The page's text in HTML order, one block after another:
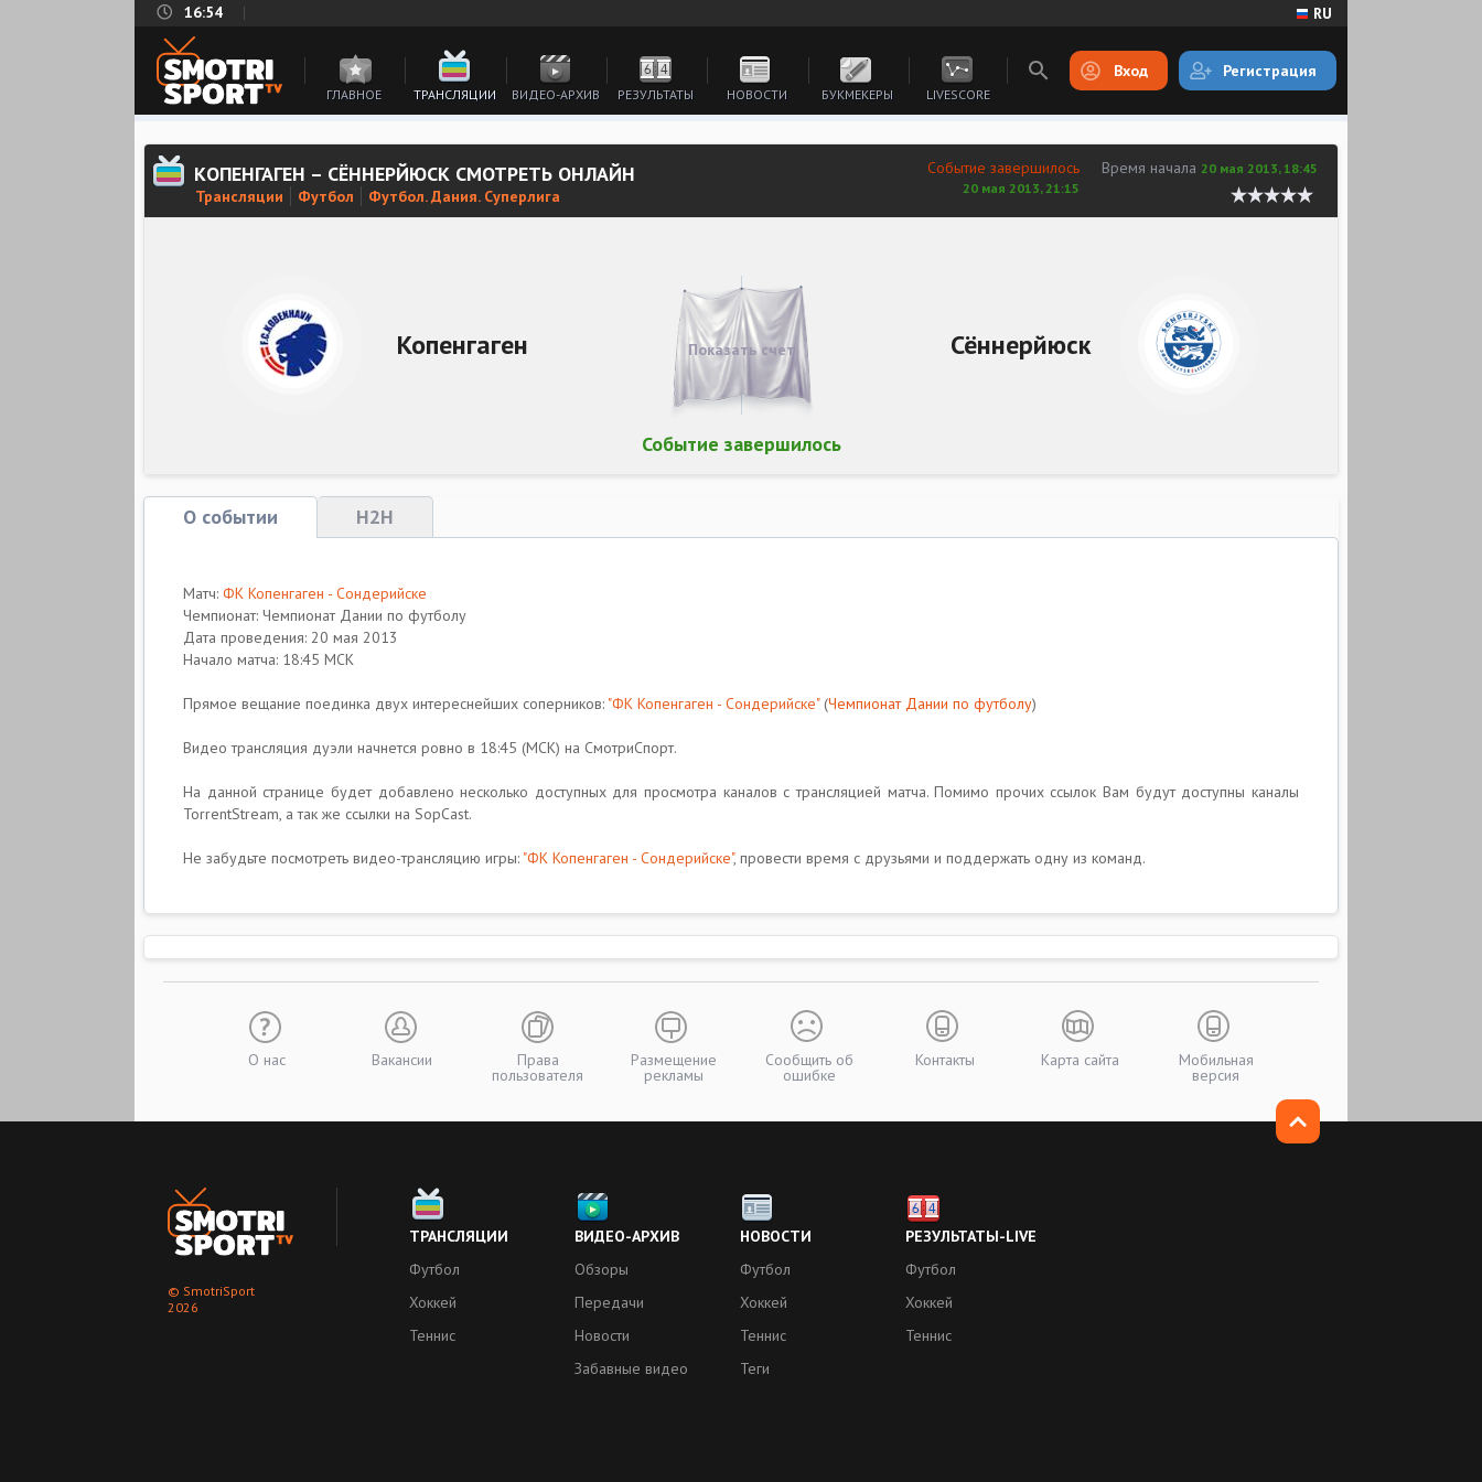
16:54 RU
ГЛАВНОЕ ТРАНСЛЯЦИИ ВИДЕО-АРХИВ РЕЗУЛЬТАТЫ НОВОСТИ БУКМЕКЕРЫ LIVESCORE
Вход Регистрация
КОПЕНГАГЕН – СЁННЕРЙЮСК СМОТРЕТЬ ОНЛАЙН
Трансляции Футбол Футбол. Дания. Суперлига
Время начала 20 мая 2013, 18:45
Событие завершилось
20 мая 2013, 21:15
Копенгаген Сённерйюск
Событие завершилось
Показать счет
О событии H2H
Матч: ФК Копенгаген - Сондерийске
Чемпионат: Чемпионат Дании по футболу
Дата проведения: 20 мая 2013
Начало матча: 18:45 МСК
Прямое вещание поединка двух интереснейших соперников: "ФК Копенгаген - Сондерийске"(Чемпионат Дании по футболу)
Видео трансляция дуэли начнется ровно в 18:45 (МСК) на СмотриСпорт.
На данной странице будет добавлено несколько доступных для просмотра каналов с трансляцией матча. Помимо прочих ссылок Вам будут доступны каналы
TorrentStream, а так же ссылки на SopCast.
Не забудьте посмотреть видео-трансляцию игры: "ФК Копенгаген - Сондерийске", провести время с друзьями и поддержать одну из команд.
О нас Вакансии Права
пользователя
Размещение
рекламы
Сообщить об
ошибке
Контакты Карта сайта Мобильная
версия
© SmotriSport
2026
ТРАНСЛЯЦИИ
Футбол
Хоккей
Теннис
ВИДЕО-АРХИВ
Обзоры
Передачи
Новости
Забавные видео
НОВОСТИ
Футбол
Хоккей
Теннис
Теги
РЕЗУЛЬТАТЫ-LIVE
Футбол
Хоккей
Теннис